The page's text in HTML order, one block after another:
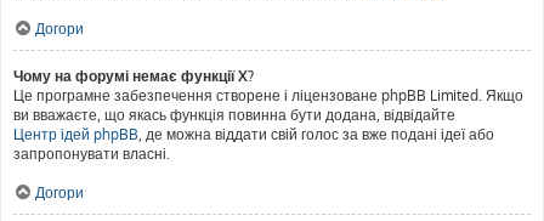
Догори
Чому на форумі немає функції X?
Це програмне забезпечення створене і ліцензоване phpBB Limited. Якщо
ви вважаєте, що якась функція повинна бути додана, відвідайте
Центр ідей phpBB, де можна віддати свій голос за вже подані ідеї або
запропонувати власні.
Догори